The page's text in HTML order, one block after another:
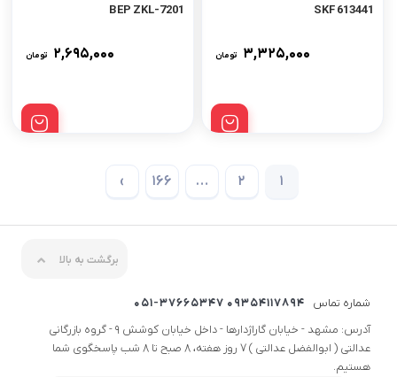
613441 SKF
۳,۳۲۵,۰۰۰ تومان
7201-BEP ZKL
۲,۶۹۵,۰۰۰ تومان
1
2
…
166
›
برگشت به بالا
شماره تماس
09354117894 051-37665347
آدرس: مشهد - خیابان گاراژدارها - داخل خیابان کوشش 9 - گروه بازرگانی
عدالتی ( ابوالفضل عدالتی ) 7 روز هفته، 8 صبح تا 8 شب پاسخگوی شما
هستیم.